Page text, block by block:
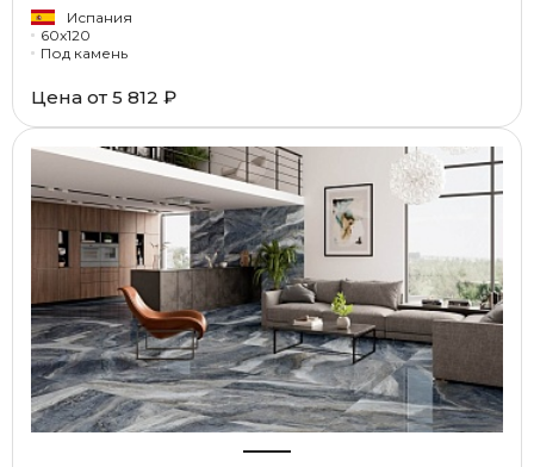
Испания
60x120
Под камень
Цена от 5 812 ₽